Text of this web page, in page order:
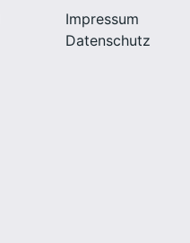
Impressum
Datenschutz